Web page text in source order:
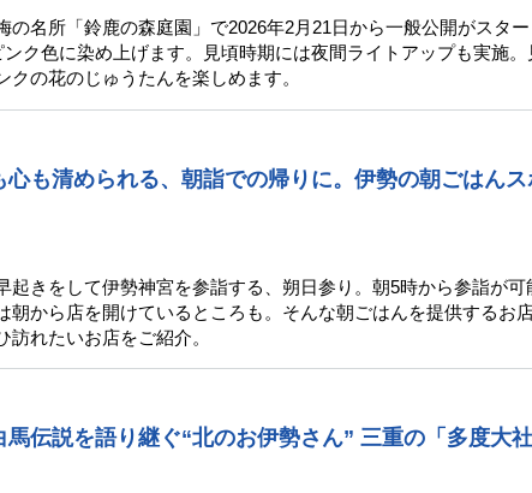
の名所「鈴鹿の森庭園」で2026年2月21日から一般公開がスター
ク色に染め上げます。見頃時期には夜間ライトアップも実施。
クの花のじゅうたんを楽しめます。
も清められる、朝詣での帰りに。伊勢の朝ごはんス
起きをして伊勢神宮を参詣する、朔日参り。朝5時から参詣が可
朝から店を開けているところも。そんな朝ごはんを提供するお
れたいお店をご紹介。
伝説を語り継ぐ“北のお伊勢さん” 三重の「多度大社